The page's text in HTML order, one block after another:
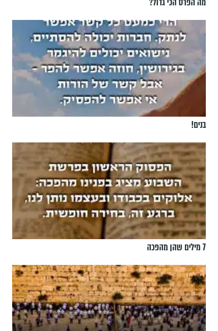
בנים!
7 מילים שהן מהפכה